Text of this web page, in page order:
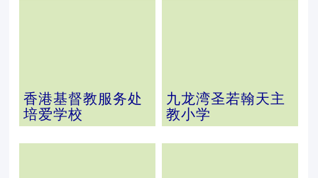
香港基督教服务处
培爱学校
九龙湾圣若翰天主
教小学